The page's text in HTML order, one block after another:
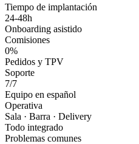
Tiempo de implantación
24-48h
Onboarding asistido
Comisiones
0%
Pedidos y TPV
Soporte
7/7
Equipo en español
Operativa
Sala · Barra · Delivery
Todo integrado
Problemas comunes